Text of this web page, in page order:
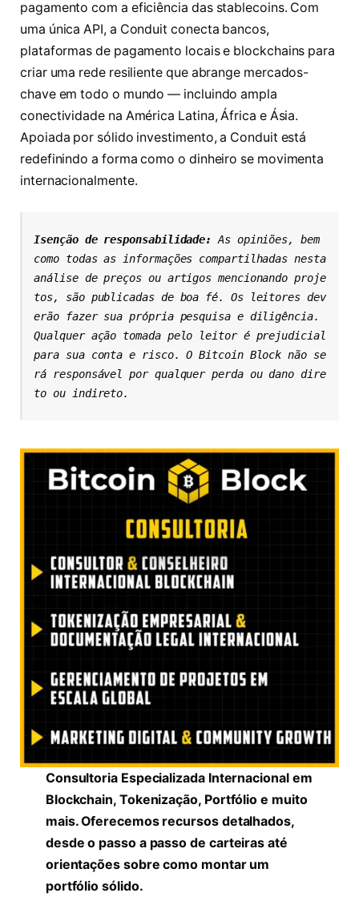
pagamento com a eficiência das stablecoins. Com
uma única API, a Conduit conecta bancos,
plataformas de pagamento locais e blockchains para
criar uma rede resiliente que abrange mercados-
chave em todo o mundo — incluindo ampla
conectividade na América Latina, África e Ásia.
Apoiada por sólido investimento, a Conduit está
redefinindo a forma como o dinheiro se movimenta
internacionalmente.
Isenção de responsabilidade: As opiniões, bem
como todas as informações compartilhadas nesta
análise de preços ou artigos mencionando proje
tos, são publicadas de boa fé. Os leitores dev
erão fazer sua própria pesquisa e diligência.
Qualquer ação tomada pelo leitor é prejudicial
para sua conta e risco. O Bitcoin Block não se
rá responsável por qualquer perda ou dano dire
to ou indireto.
Consultoria Especializada Internacional em
Blockchain, Tokenização, Portfólio e muito
mais. Oferecemos recursos detalhados,
desde o passo a passo de carteiras até
orientações sobre como montar um
portfólio sólido.